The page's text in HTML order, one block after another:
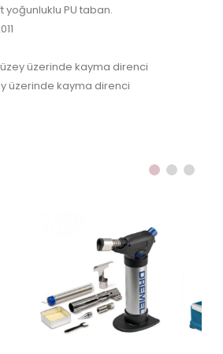
yoğunluklu PU taban.
üzerinde kayma direnci
üzerinde kayma direnci